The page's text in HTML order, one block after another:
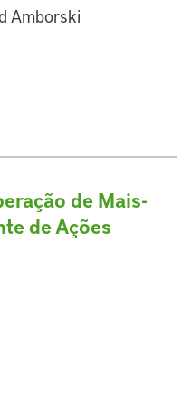
Amborski
de Mais-
de Ações